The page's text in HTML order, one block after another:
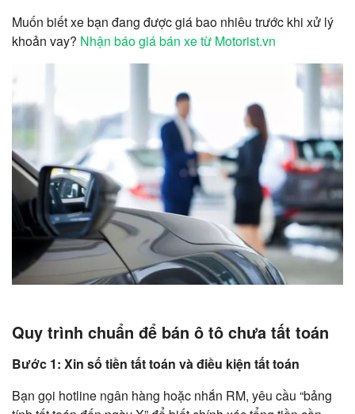
Muốn biết xe bạn đang được giá bao nhiêu trước khi xử lý
khoản vay? Nhận báo giá bán xe từ Motorist.vn
Quy trình chuẩn để bán ô tô chưa tất toán
Bước 1: Xin số tiền tất toán và điều kiện tất toán
Bạn gọi hotline ngân hàng hoặc nhắn RM, yêu cầu “bảng